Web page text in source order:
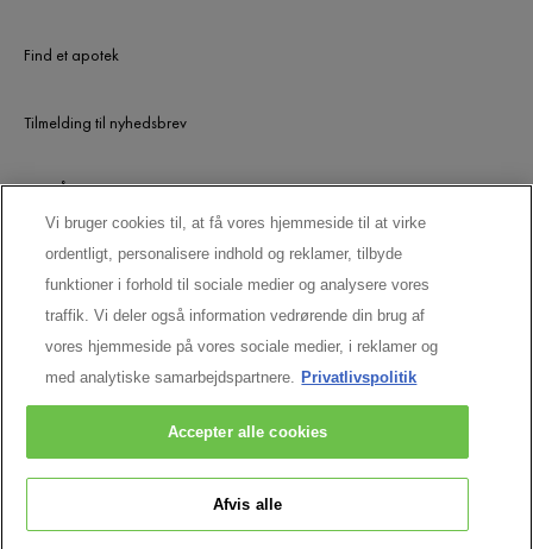
Find et apotek
Tilmelding til nyhedsbrev
UDGÅEDE PRODUKTER
LAD OS HOLDE KONTAKTEN
Vi bruger cookies til, at få vores hjemmeside til at virke
ordentligt, personalisere indhold og reklamer, tilbyde
funktioner i forhold til sociale medier og analysere vores
traffik. Vi deler også information vedrørende din brug af
vores hjemmeside på vores sociale medier, i reklamer og
med analytiske samarbejdspartnere. Privatlivspolitik
Afvis alle
Accepter alle cookies